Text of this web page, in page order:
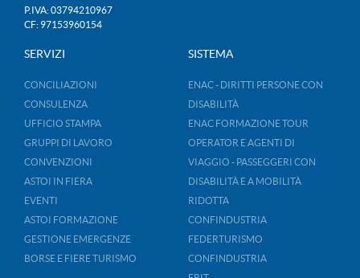
P.IVA: 03794210967
CF: 97153960154
SERVIZI
CONCILIAZIONI
CONSULENZA
UFFICIO STAMPA
GRUPPI DI LAVORO
CONVENZIONI
ASTOI IN FIERA
EVENTI
ASTOI FORMAZIONE
GESTIONE EMERGENZE
BORSE E FIERE TURISMO
SISTEMA
ENAC - DIRITTI PERSONE CON
DISABILITÀ
ENAC FORMAZIONE TOUR
OPERATOR E AGENTI DI
VIAGGIO - PASSEGGERI CON
DISABILITÀ E A MOBILITÀ
RIDOTTA
CONFINDUSTRIA
FEDERTURISMO
CONFINDUSTRIA